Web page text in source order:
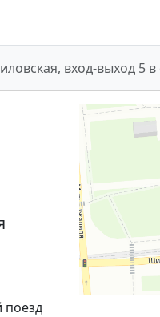
вход-выход 5
поезд